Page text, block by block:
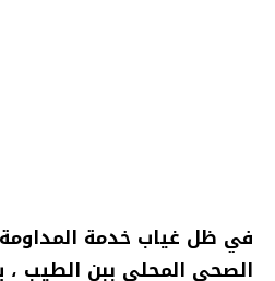
في ظل غياب خدمة المداومة
الصحي المحلي ببن الطيب